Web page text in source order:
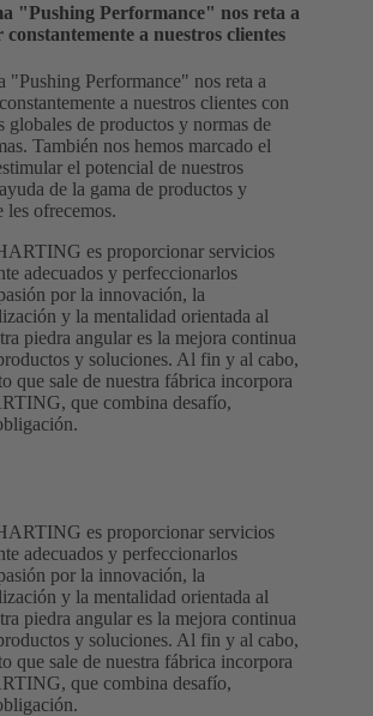
"Pushing Performance" nos reta a
a nuestros clientes
"Pushing Performance" nos reta a
a nuestros clientes con
globales de productos y normas de
También nos hemos marcado el
el potencial de nuestros
de la gama de productos y
les ofrecemos.
es proporcionar servicios
adecuados y perfeccionarlos
por la innovación, la
y la mentalidad orientada al
piedra angular es la mejora continua
y soluciones. Al fin y al cabo,
que sale de nuestra fábrica incorpora
que combina desafío,
es proporcionar servicios
adecuados y perfeccionarlos
por la innovación, la
y la mentalidad orientada al
piedra angular es la mejora continua
y soluciones. Al fin y al cabo,
que sale de nuestra fábrica incorpora
que combina desafío,